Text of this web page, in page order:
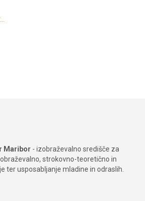
Maribor - izobraževalno središče za
strokovno-teoretično in
ter usposabljanje mladine in odraslih.